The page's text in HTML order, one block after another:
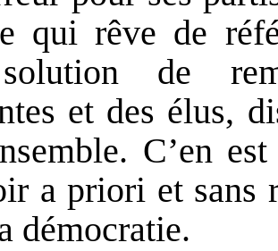
qui rêve de
de
et des élus,
C’en
a priori et sans
démocratie.